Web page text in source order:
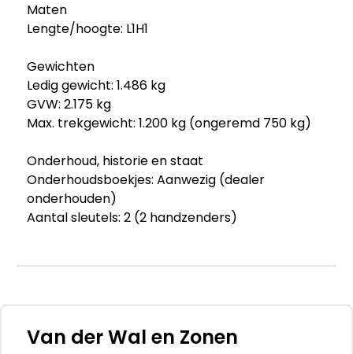
Maten
Lengte/hoogte: L1H1
Gewichten
Ledig gewicht: 1.486 kg
GVW: 2.175 kg
Max. trekgewicht: 1.200 kg (ongeremd 750 kg)
Onderhoud, historie en staat
Onderhoudsboekjes: Aanwezig (dealer
onderhouden)
Aantal sleutels: 2 (2 handzenders)
Beschikbare afleverpakketten:
- Garantiepakket 1 (€ 695 ex BTW): 3 maanden
Van der Wal en Zonen